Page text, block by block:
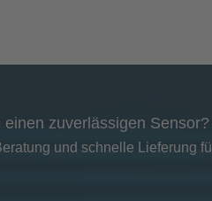
einen zuverlässigen
und schnelle Lieferung